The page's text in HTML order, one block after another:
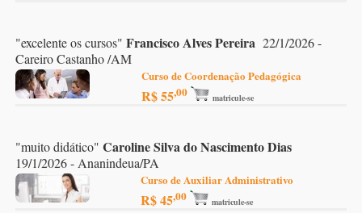
"excelente os cursos" Francisco Alves Pereira 22/1/2026 -
Careiro Castanho /AM
Curso de Coordenação Pedagógica
R$ 55,00 matricule-se
"muito didático" Caroline Silva do Nascimento Dias
19/1/2026 - Ananindeua/PA
Curso de Auxiliar Administrativo
R$ 45,00 matricule-se